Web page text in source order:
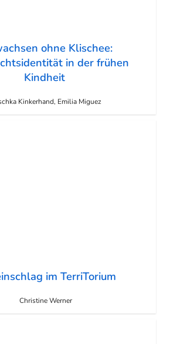
ohne Klischee:
in der frühen
Kindheit
Kinkerhand, Emilia Miguez
im TerriTorium
Christine Werner